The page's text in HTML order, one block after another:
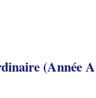
(Année